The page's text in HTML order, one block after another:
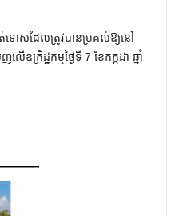
ទោសដែលត្រូវបានប្រគល់ឱ្យនៅ
ក្រិដ្ឋកម្មថ្ងៃទី 7 ខែកក្កដា ឆ្នាំ